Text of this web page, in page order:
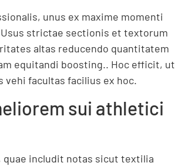
unus ex maxime momenti
strictae sectionis et textorum
altas reducendo quantitatem
equitandi boosting.. Hoc efficit, ut
vehi facultas facilius ex hoc.
sui athletici
includit notas sicut textilia